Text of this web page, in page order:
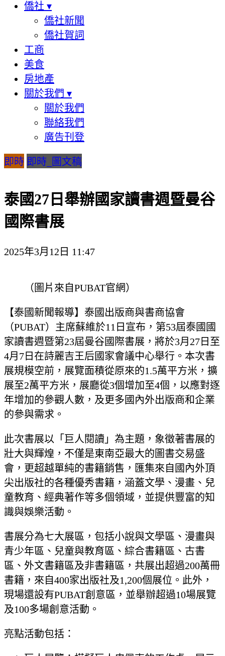
僑社 ▾
僑社新聞
僑社賀詞
工商
美食
房地產
關於我們 ▾
關於我們
聯絡我們
廣告刊登
即時 即時_圖文稿
泰國27日舉辦國家讀書週暨曼谷
國際書展
2025年3月12日 11:47
（圖片來自PUBAT官網）
【泰國新聞報導】泰國出版商與書商協會
（PUBAT）主席蘇維於11日宣布，第53屆泰國國
家讀書週暨第23屆曼谷國際書展，將於3月27日至
4月7日在詩麗吉王后國家會議中心舉行。本次書
展規模空前，展覽面積從原來的1.5萬平方米，擴
展至2萬平方米，展廳從3個增加至4個，以應對逐
年增加的參觀人數，及更多國內外出版商和企業
的參與需求。
此次書展以「巨人閱讀」為主題，象徵著書展的
壯大與輝煌，不僅是東南亞最大的圖書交易盛
會，更超越單純的書籍銷售，匯集來自國內外頂
尖出版社的各種優秀書籍，涵蓋文學、漫畫、兒
童教育、經典著作等多個領域，並提供豐富的知
識與娛樂活動。
書展分為七大展區，包括小說與文學區、漫畫與
青少年區、兒童與教育區、綜合書籍區、古書
區、外文書籍區及非書籍區，共展出超過200萬冊
書籍，來自400家出版社及1,200個展位。此外，
現場還設有PUBAT創意區，並舉辦超過10場展覽
及100多場創意活動。
亮點活動包括：